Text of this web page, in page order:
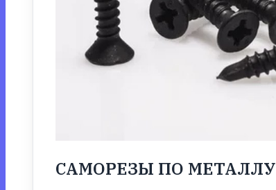
САМОРЕЗЫ ПО МЕТАЛЛУ